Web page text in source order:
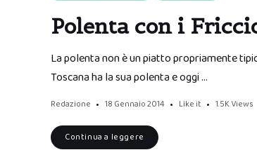
Polenta con i
La polenta non è un piatto propriamente
Toscana ha la sua polenta e oggi …
Redazione 18 Gennaio 2014 Like it 1.5K Views
Continua a leggere